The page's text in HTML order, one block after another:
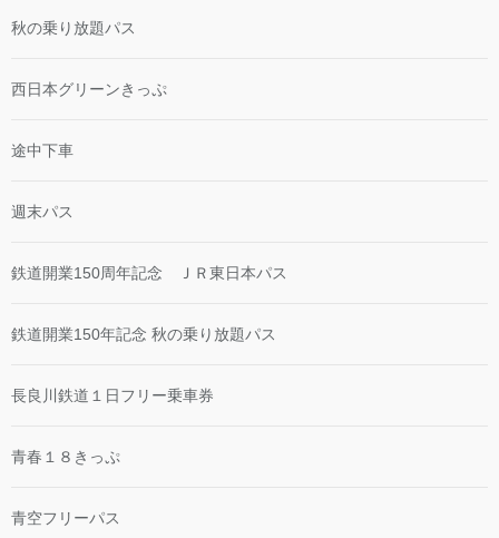
秋の乗り放題パス
西日本グリーンきっぷ
途中下車
週末パス
鉄道開業150周年記念 ＪＲ東日本パス
鉄道開業150年記念 秋の乗り放題パス
長良川鉄道１日フリー乗車券
青春１８きっぷ
青空フリーパス